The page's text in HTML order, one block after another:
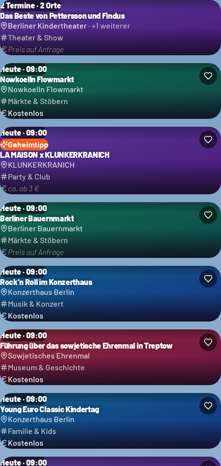
2 Termine · 2 Orte
Das Beste von Pettersson und Findus
Berliner Kindertheater · +1 weiterer
Theater & Show
Preis auf Anfrage
Heute · 09:00
Nowkoelln Flowmarkt
Nowkoelln Flowmarkt
Märkte & Stöbern
Kostenlos
Heute · 09:00
Geheimtipp
LA MAISON x KLUNKERKRANICH
KLUNKERKRANICH
Party & Club
ca. ab 3 €
Heute · 09:00
Berliner Bauernmarkt
Berliner Bauernmarkt
Märkte & Stöbern
Preis auf Anfrage
Heute · 09:00
Rock’n Roll im Konzerthaus
Konzerthaus Berlin
Musik & Konzert
Kostenlos
Heute · 09:00
Führung über das sowjetische Ehrenmal in Treptow
Sowjetisches Ehrenmal
Museum & Geschichte
Kostenlos
Heute · 09:00
Young Euro Classic Kindertag
Konzerthaus Berlin
Familie & Kids
Kostenlos
Heute · 09:00